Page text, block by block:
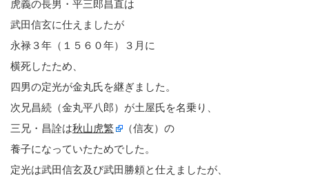
虎義の長男・平三郎昌直は
武田信玄に仕えましたが
永禄３年（１５６０年）３月に
横死したため、
四男の定光が金丸氏を継ぎました。
次兄昌続（金丸平八郎）が土屋氏を名乗り、
三兄・昌詮は秋山虎繁
（信友）の
養子になっていたためでした。
定光は武田信玄及び武田勝頼と仕えましたが、